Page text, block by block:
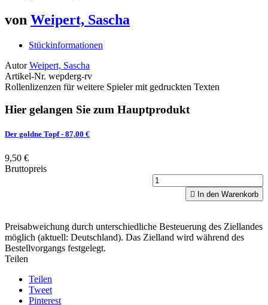
von Weipert, Sascha
Stückinformationen
Autor Weipert, Sascha
Artikel-Nr. wepderg-rv
Rollenlizenzen für weitere Spieler mit gedruckten Texten
Hier gelangen Sie zum Hauptprodukt
Der goldne Topf- 87,00 €
9,50 €
Bruttopreis
 In den Warenkorb
Preisabweichung durch unterschiedliche Besteuerung des Ziellandes
möglich (aktuell: Deutschland). Das Zielland wird während des
Bestellvorgangs festgelegt.
Teilen
Teilen
Tweet
Pinterest